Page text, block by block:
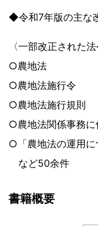
◆令和7年版の主な
〈一部改正された法
○農地法
○農地法施行令
○農地法施行規則
○農地法関係事務に
○「農地法の運用に
など50余件
書籍概要